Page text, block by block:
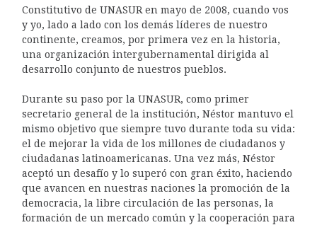
Constitutivo de UNASUR en mayo de 2008, cuando vos
y yo, lado a lado con los demás líderes de nuestro
continente, creamos, por primera vez en la historia,
una organización intergubernamental dirigida al
desarrollo conjunto de nuestros pueblos.
Durante su paso por la UNASUR, como primer
secretario general de la institución, Néstor mantuvo el
mismo objetivo que siempre tuvo durante toda su vida:
el de mejorar la vida de los millones de ciudadanos y
ciudadanas latinoamericanas. Una vez más, Néstor
aceptó un desafío y lo superó con gran éxito, haciendo
que avancen en nuestras naciones la promoción de la
democracia, la libre circulación de las personas, la
formación de un mercado común y la cooperación para